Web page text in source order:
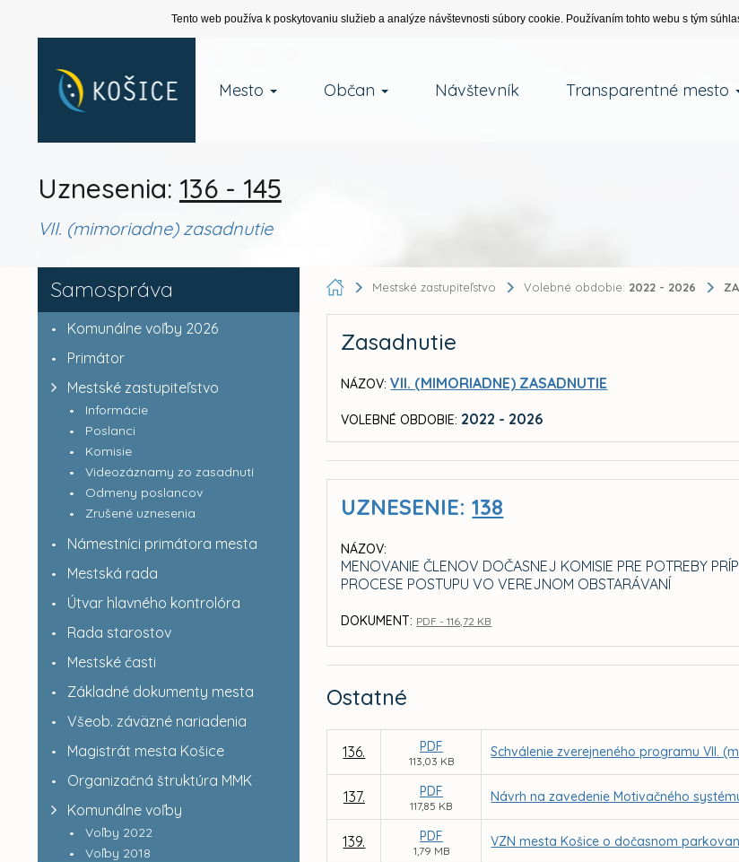
Tento web používa k poskytovaniu služieb a analýze návštevnosti súbory cookie. Používaním tohto webu s tým
Mesto Občan Návštevník Transparentné mesto
Uznesenia: 136 - 145
VII. (mimoriadne) zasadnutie
Samospráva
Komunálne voľby 2026
Primátor
Mestské zastupiteľstvo
Informácie
Poslanci
Komisie
Videozáznamy zo zasadnutí
Odmeny poslancov
Zrušené uznesenia
Námestníci primátora mesta
Mestská rada
Útvar hlavného kontrolóra
Rada starostov
Mestské časti
Základné dokumenty mesta
Všeob. záväzné nariadenia
Magistrát mesta Košice
Organizačná štruktúra MMK
Komunálne voľby
Voľby 2022
Voľby 2018
Mestské zastupiteľstvo Volebné obdobie: 2022 - 2026
Zasadnutie
NÁZOV: VII. (MIMORIADNE) ZASADNUTIE
VOLEBNÉ OBDOBIE: 2022 - 2026
UZNESENIE:138
NÁZOV:
MENOVANIE ČLENOV DOČASNEJ KOMISIE PRE POTREBY
PROCESE POSTUPU VO VEREJNOM OBSTARÁVANÍ
DOKUMENT: PDF - 116,72 KB
Ostatné
136. PDF
113,03 KB
Schválenie zverejneného programu VII.
137. PDF
117,85 KB
Návrh na zavedenie Motivačného
139. PDF
1,79 MB
VZN mesta Košice o dočasnom